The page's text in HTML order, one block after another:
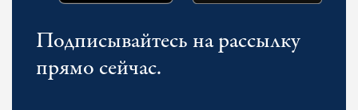
Подписывайтесь на рассылку
прямо сейчас.